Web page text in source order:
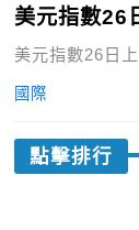
美元指數26
美元指數26日上
國際
點擊排行